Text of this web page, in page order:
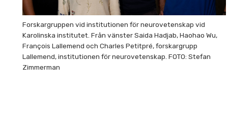
Forskargruppen vid institutionen för neurovetenskap vid
Karolinska institutet. Från vänster Saida Hadjab, Haohao Wu,
François Lallemend och Charles Petitpré, forskargrupp
Lallemend, institutionen för neurovetenskap. FOTO: Stefan
Zimmerman